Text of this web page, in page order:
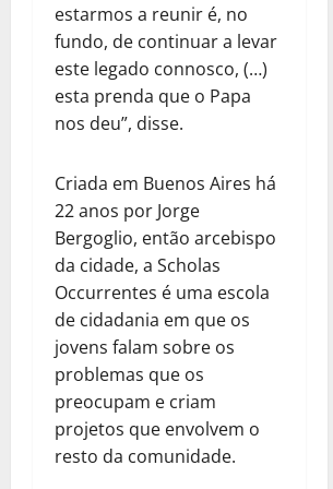
estarmos a reunir é, no
fundo, de continuar a levar
este legado connosco, (…)
esta prenda que o Papa
nos deu”, disse.
Criada em Buenos Aires há
22 anos por Jorge
Bergoglio, então arcebispo
da cidade, a Scholas
Occurrentes é uma escola
de cidadania em que os
jovens falam sobre os
problemas que os
preocupam e criam
projetos que envolvem o
resto da comunidade.